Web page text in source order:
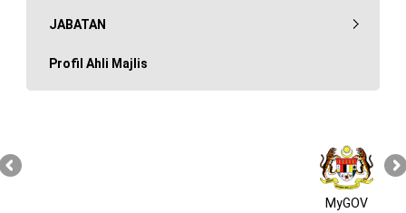
JABATAN
Profil Ahli Majlis
MyGOV